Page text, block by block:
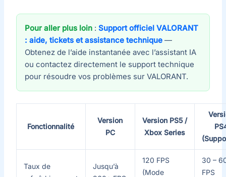
Pour aller plus loin: Support officiel VALORANT
: aide, tickets et assistance technique—
Obtenez de l’aide instantanée avec l’assistant IA
ou contactez directement le support technique
pour résoudre vos problèmes sur VALORANT.
Fonctionnalité
Version
PC
Version PS5 /
Xbox Series
Taux de
Jusqu’à
120 FPS
(Mode
30 –
FPS